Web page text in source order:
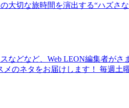
切な旅時間を演出する“ハズさ
どなど、Web LEON編集者が
のネタをお届けします！ 毎週土